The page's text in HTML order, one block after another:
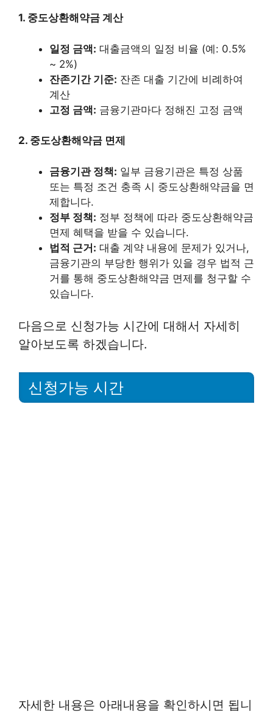
1. 중도상환해약금 계산
일정 금액: 대출금액의 일정 비율 (예: 0.5%
~ 2%)
잔존기간 기준: 잔존 대출 기간에 비례하여
계산
고정 금액: 금융기관마다 정해진 고정 금액
2. 중도상환해약금 면제
금융기관 정책: 일부 금융기관은 특정 상품
또는 특정 조건 충족 시 중도상환해약금을 면
제합니다.
정부 정책: 정부 정책에 따라 중도상환해약금
면제 혜택을 받을 수 있습니다.
법적 근거: 대출 계약 내용에 문제가 있거나,
금융기관의 부당한 행위가 있을 경우 법적 근
거를 통해 중도상환해약금 면제를 청구할 수
있습니다.
다음으로 신청가능 시간에 대해서 자세히
알아보도록 하겠습니다.
신청가능 시간
자세한 내용은 아래내용을 확인하시면 됩니